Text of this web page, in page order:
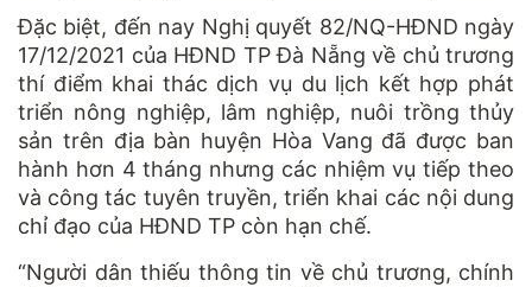
Đặc biệt, đến nay Nghị quyết 82/NQ-HĐND ngày
17/12/2021 của HĐND TP Đà Nẵng về chủ trương
thí điểm khai thác dịch vụ du lịch kết hợp phát
triển nông nghiệp, lâm nghiệp, nuôi trồng thủy
sản trên địa bàn huyện Hòa Vang đã được ban
hành hơn 4 tháng nhưng các nhiệm vụ tiếp theo
và công tác tuyên truyền, triển khai các nội dung
chỉ đạo của HĐND TP còn hạn chế.
“Người dân thiếu thông tin về chủ trương, chính